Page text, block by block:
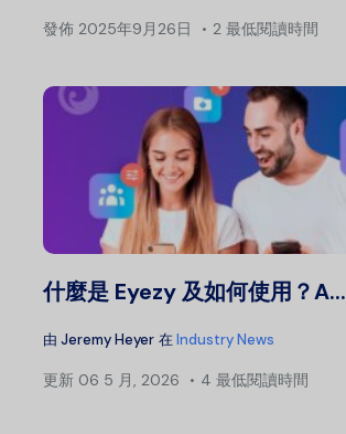
發佈 2025年9月26日 2 最低閱讀時間
什麼是 Eyezy 及如何使用？A...
由 Jeremy Heyer 在Industry News
更新 06 5 月, 2026 4 最低閱讀時間